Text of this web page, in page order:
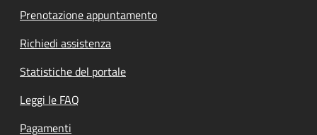
Prenotazione appuntamento
Richiedi assistenza
Statistiche del portale
Leggi le FAQ
Pagamenti